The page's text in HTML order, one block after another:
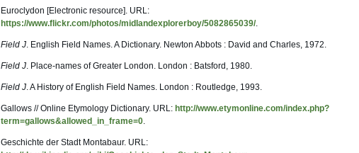
Euroclydon [Electronic resource]. URL:
https://www.flickr.com/photos/midlandexplorerboy/5082865039/.
Field J. English Field Names. A Dictionary. Newton Abbots : David and Charles, 1972.
Field J. Place-names of Greater London. London : Batsford, 1980.
Field J. A History of English Field Names. London : Routledge, 1993.
Gallows // Online Etymology Dictionary. URL: http://www.etymonline.com/index.php?
term=gallows&allowed_in_frame=0.
Geschichte der Stadt Montabaur. URL: